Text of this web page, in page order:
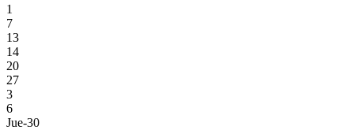
1
7
13
14
20
27
3
6
Jue-30